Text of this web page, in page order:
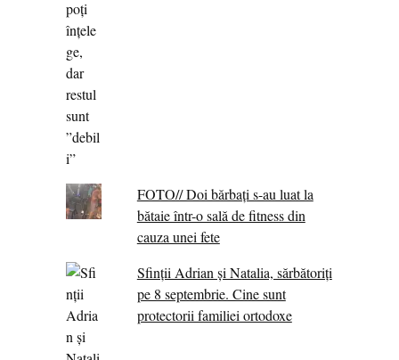
FOTO// Doi bărbați s-au luat la
bătaie într-o sală de fitness din
cauza unei fete
Sfinții Adrian și Natalia, sărbătoriți
pe 8 septembrie. Cine sunt
protectorii familiei ortodoxe